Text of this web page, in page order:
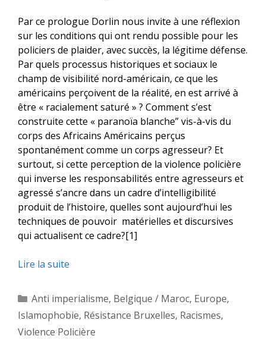
Par ce prologue Dorlin nous invite à une réflexion
sur les conditions qui ont rendu possible pour les
policiers de plaider, avec succès, la légitime défense.
Par quels processus historiques et sociaux le
champ de visibilité nord-américain, ce que les
américains perçoivent de la réalité, en est arrivé à
être « racialement saturé » ? Comment s’est
construite cette « paranoïa blanche” vis-à-vis du
corps des Africains Américains perçus
spontanément comme un corps agresseur? Et
surtout, si cette perception de la violence policière
qui inverse les responsabilités entre agresseurs et
agressé s’ancre dans un cadre d’intelligibilité
produit de l’histoire, quelles sont aujourd’hui les
techniques de pouvoir matérielles et discursives
qui actualisent ce cadre?[1]
Lire la suite
Catégories
Anti imperialisme, Belgique / Maroc, Europe,
Islamophobie, Résistance Bruxelles, Racismes,
Violence Policière